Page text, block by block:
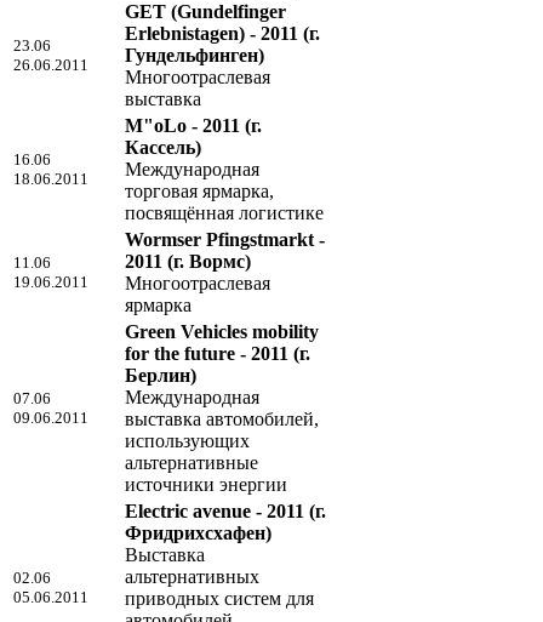
23.06
26.06.2011
GET (Gundelfinger
Erlebnistagen) - 2011 (г.
Гундельфинген)
Многоотраслевая
выставка
16.06
18.06.2011
M"oLo - 2011 (г.
Кассель)
Международная
торговая ярмарка,
посвящённая логистике
11.06
19.06.2011
Wormser Pfingstmarkt -
2011 (г. Вормс)
Многоотраслевая
ярмарка
07.06
09.06.2011
Green Vehicles mobility
for the future - 2011 (г.
Берлин)
Международная
выставка автомобилей,
использующих
альтернативные
источники энергии
02.06
05.06.2011
Electric avenue - 2011 (г.
Фридрихсхафен)
Выставка
альтернативных
приводных систем для